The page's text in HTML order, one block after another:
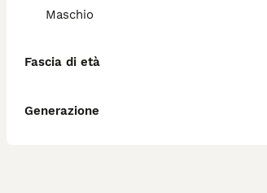
Maschio
Fascia di età
Generazione